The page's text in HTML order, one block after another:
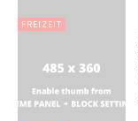
FREIZEIT